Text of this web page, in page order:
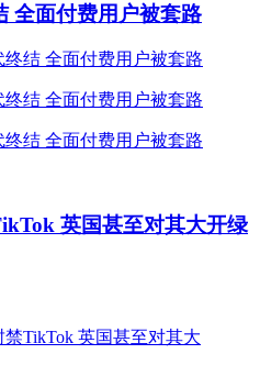
全面付费用户被套路
英国甚至对其大开绿